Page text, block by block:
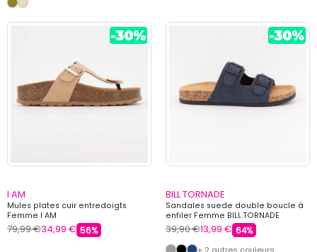
I AM
Mules plates cuir entredoigts
Femme I AM
79,99 €34,99 € 56%
BILL TORNADE
Sandales suede double boucle à
enfiler Femme BILL TORNADE
39,90 €13,99 € 64%
+ 2 autres couleurs